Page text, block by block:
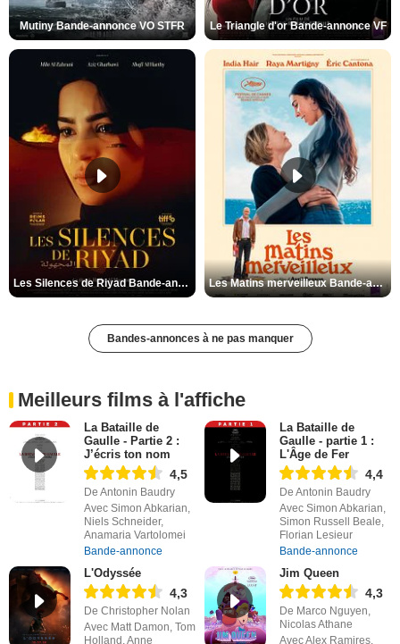
Mutiny Bande-annonce VO STFR Le Triangle d'or Bande-annonce VF
Les Silences de Riyad Bande-annonce VO STFR Les Matins merveilleux Bande-annonce VF
Bandes-annonces à ne pas manquer
Meilleurs films à l'affiche
La Bataille de
Gaulle - Partie 2 :
J’écris ton nom
4,5
De Antonin Baudry
Avec Simon Abkarian,
Niels Schneider,
Anamaria Vartolomei
Bande-annonce
La Bataille de
Gaulle - partie 1 :
L'Âge de Fer
4,4
De Antonin Baudry
Avec Simon Abkarian,
Simon Russell Beale,
Florian Lesieur
Bande-annonce
L'Odyssée
4,3
De Christopher Nolan
Avec Matt Damon, Tom
Holland, Anne
Jim Queen
4,3
De Marco Nguyen,
Nicolas Athane
Avec Alex Ramires,